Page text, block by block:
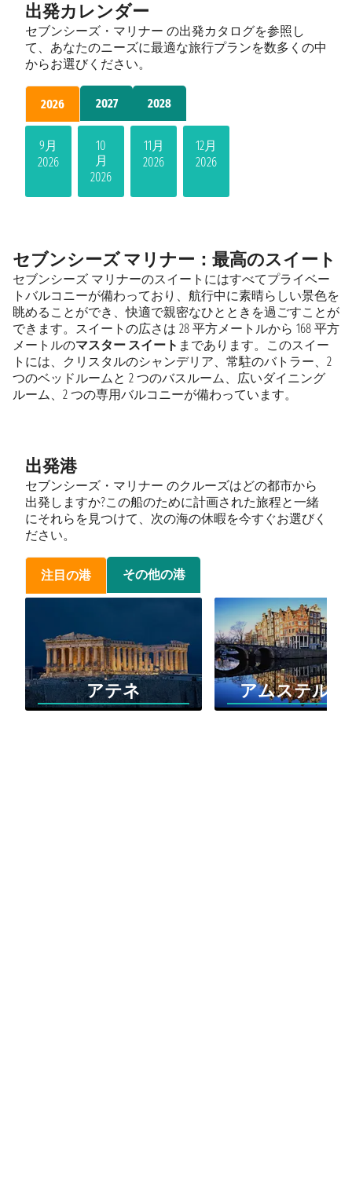
出発カレンダー
セブンシーズ・マリナー の出発カタログを参照し
て、あなたのニーズに最適な旅行プランを数多くの中
からお選びください。
2026 2027 2028
9月
2026
10
月
2026
11月
2026
12月
2026
出発港
セブンシーズ・マリナー のクルーズはどの都市から
出発しますか?この船のために計画された旅程と一緒
にそれらを見つけて、次の海の休暇を今すぐお選びく
ださい。
注目の港 その他の港
アテネ アムステルダ
セブンシーズ マリナー：最高のスイート
セブンシーズ マリナーのスイートにはすべてプライベー
トバルコニーが備わっており、航行中に素晴らしい景色を
眺めることができ、快適で親密なひとときを過ごすことが
できます。スイートの広さは 28 平方メートルから 168 平方
メートルのマスター スイート まであります。このスイー
トには、クリスタルのシャンデリア、常駐のバトラー、2
つのベッドルームと 2 つのバスルーム、広いダイニング
ルーム、2 つの専用バルコニーが備わっています。